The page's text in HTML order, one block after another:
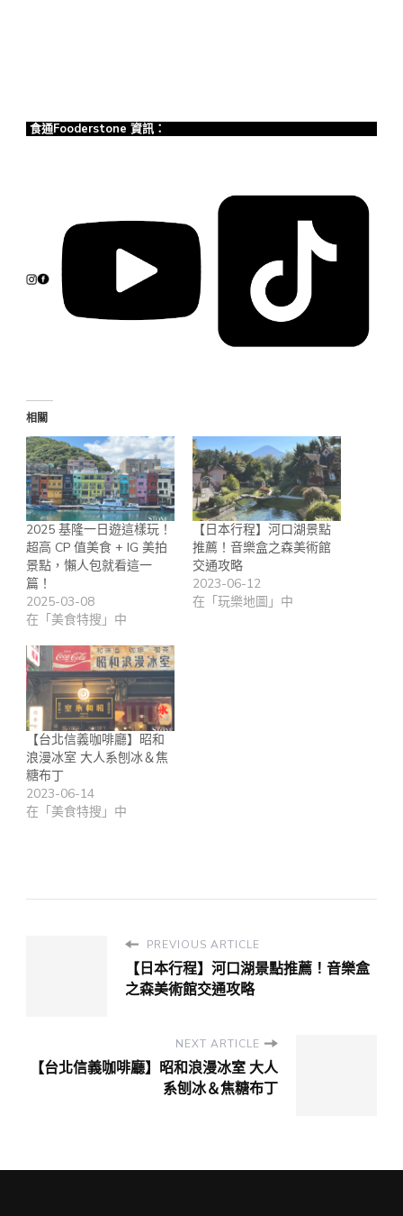
食通Fooderstone 資訊：
相關
2025 基隆一日遊這樣玩！
超高 CP 值美食 + IG 美拍
景點，懶人包就看這一
篇！
2025-03-08
在「美食特搜」中
【日本行程】河口湖景點
推薦！音樂盒之森美術館
交通攻略
2023-06-12
在「玩樂地圖」中
【台北信義咖啡廳】昭和
浪漫冰室 大人系刨冰＆焦
糖布丁
2023-06-14
在「美食特搜」中
PREVIOUS ARTICLE
【日本行程】河口湖景點推薦！音樂盒
之森美術館交通攻略
NEXT ARTICLE
【台北信義咖啡廳】昭和浪漫冰室 大人
系刨冰＆焦糖布丁